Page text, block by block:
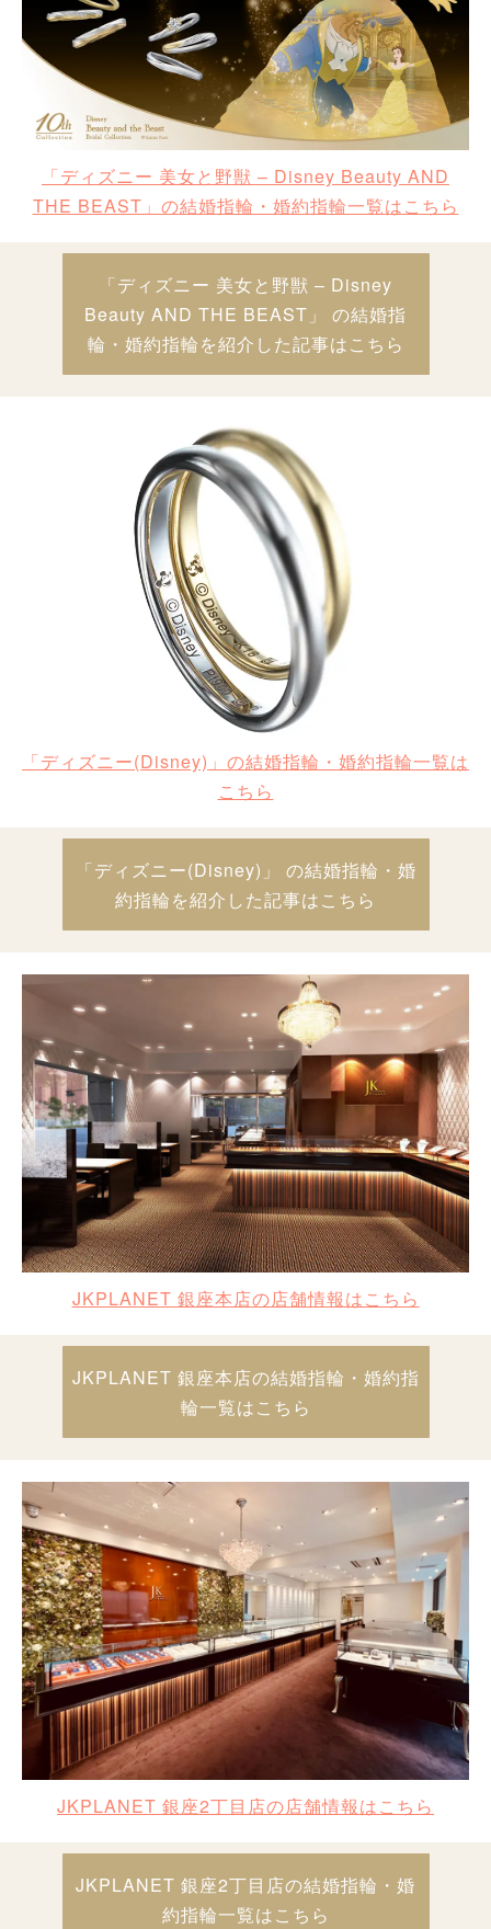
「ディズニー 美女と野獣 – Disney Beauty AND
THE BEAST」の結婚指輪・婚約指輪一覧はこちら
「ディズニー 美女と野獣 – Disney
Beauty AND THE BEAST」 の結婚指
輪・婚約指輪を紹介した記事はこちら
「ディズニー(Disney)」の結婚指輪・婚約指輪一覧は
こちら
「ディズニー(Disney)」 の結婚指輪・婚
約指輪を紹介した記事はこちら
JKPLANET 銀座本店の店舗情報はこちら
JKPLANET 銀座本店の結婚指輪・婚約指
輪一覧はこちら
JKPLANET 銀座2丁目店の店舗情報はこちら
JKPLANET 銀座2丁目店の結婚指輪・婚
約指輪一覧はこちら